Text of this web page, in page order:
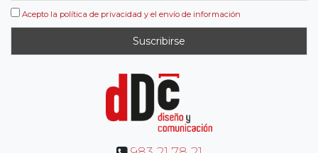
Acepto la política de privacidad y el envío de información